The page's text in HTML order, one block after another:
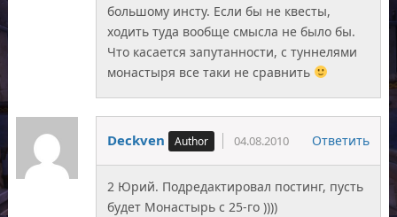
большому инсту. Если бы не квесты,
ходить туда вообще смысла не было бы.
Что касается запутанности, с туннелями
монастыря все таки не сравнить
Deckven 04.08.2010 Ответить
2 Юрий. Подредактировал постинг, пусть
будет Монастырь с 25-го ))))